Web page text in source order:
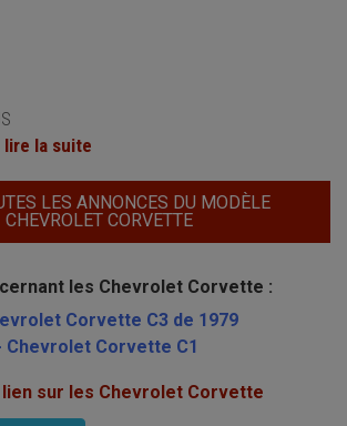
lire la suite
LES ANNONCES DU MODÈLE
CHEVROLET CORVETTE
les Chevrolet Corvette :
Corvette C3 de 1979
Corvette C1
sur les Chevrolet Corvette